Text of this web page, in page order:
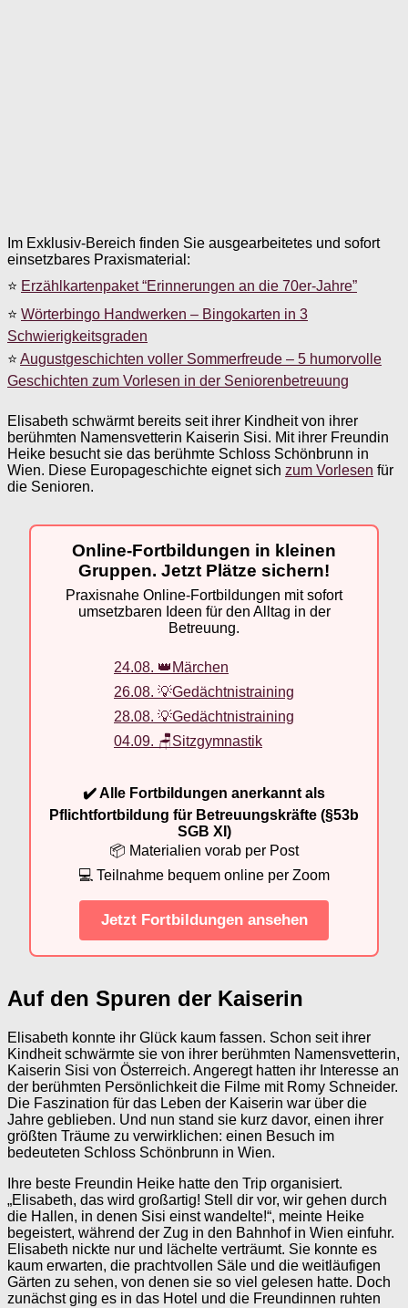
Im Exklusiv-Bereich finden Sie ausgearbeitetes und sofort
einsetzbares Praxismaterial:
⭐ Erzählkartenpaket “Erinnerungen an die 70er-Jahre”
⭐ Wörterbingo Handwerken – Bingokarten in 3
Schwierigkeitsgraden
⭐ Augustgeschichten voller Sommerfreude – 5 humorvolle
Geschichten zum Vorlesen in der Seniorenbetreuung
Elisabeth schwärmt bereits seit ihrer Kindheit von ihrer
berühmten Namensvetterin Kaiserin Sisi. Mit ihrer Freundin
Heike besucht sie das berühmte Schloss Schönbrunn in
Wien. Diese Europageschichte eignet sich zum Vorlesen für
die Senioren.
Online-Fortbildungen in kleinen
Gruppen. Jetzt Plätze sichern!
Praxisnahe Online-Fortbildungen mit sofort
umsetzbaren Ideen für den Alltag in der
Betreuung.
24.08. 👑Märchen
26.08. 💡Gedächtnistraining
28.08. 💡Gedächtnistraining
04.09. 🪑Sitzgymnastik
✔️ Alle Fortbildungen anerkannt als
Pflichtfortbildung für Betreuungskräfte (§53b
SGB XI)
📦 Materialien vorab per Post
💻 Teilnahme bequem online per Zoom
Jetzt Fortbildungen ansehen
Auf den Spuren der Kaiserin
Elisabeth konnte ihr Glück kaum fassen. Schon seit ihrer
Kindheit schwärmte sie von ihrer berühmten Namensvetterin,
Kaiserin Sisi von Österreich. Angeregt hatten ihr Interesse an
der berühmten Persönlichkeit die Filme mit Romy Schneider.
Die Faszination für das Leben der Kaiserin war über die
Jahre geblieben. Und nun stand sie kurz davor, einen ihrer
größten Träume zu verwirklichen: einen Besuch im
bedeuteten Schloss Schönbrunn in Wien.
Ihre beste Freundin Heike hatte den Trip organisiert.
„Elisabeth, das wird großartig! Stell dir vor, wir gehen durch
die Hallen, in denen Sisi einst wandelte!“, meinte Heike
begeistert, während der Zug in den Bahnhof in Wien einfuhr.
Elisabeth nickte nur und lächelte verträumt. Sie konnte es
kaum erwarten, die prachtvollen Säle und die weitläufigen
Gärten zu sehen, von denen sie so viel gelesen hatte. Doch
zunächst ging es in das Hotel und die Freundinnen ruhten